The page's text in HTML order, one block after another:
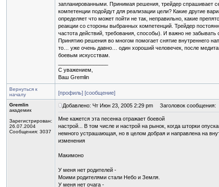
запланированными. Принимая решения, трейдер спрашивает
компетенции подойдут для реализации цели? Какие другие
определяет что может пойти не так, неправильно, какие
реакции со стороны выбранных компетенций. Трейдер
частота действий, требования, способы). И важно не
Принятию решения во многом помогает снятие внутреннего
то… уже очень давно… один хороший человечек, после
боевым искусствам.
С уважением,
Ваш Gremlin
Вернуться к
началу
[профиль] [сообщение]
Gremlin
академик
Зарегистрирован:
26.07.2004
Сообщения: 3037
Добавлено: Чт Июн 23, 2005 2:29 pm Заголовок сообщения:
Мне кажется эта песенка отражает боевой
настрой... В том числе и настрой на рынок, когда шторки
немного устрашающая, но в целом добрая и направлена на
изменения
Макимоно
У меня нет родителей -
Моими родителями стали Небо и Земля.
У меня нет очага -